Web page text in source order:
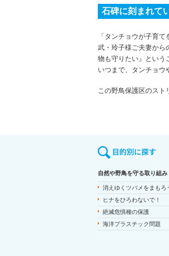
石碑に刻まれて
「タンチョウが子育
武・玲子様ご夫妻から
物も守りたい』という
いつまで、タンチョウ
この野鳥保護区のスト
自然や野鳥を守る取り組み
消えゆくツバメをまもろ
ヒナをひろわないで！
絶滅危惧種の保護
海洋プラスチック問題